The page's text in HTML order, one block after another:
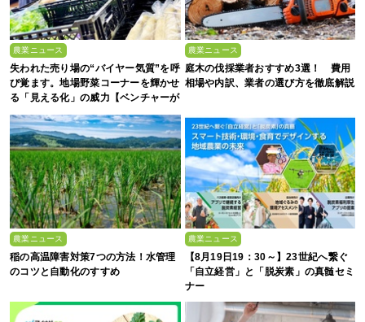
農業ニュース
失われた売り場の“バイヤー気質”を呼
び覚ます。地場野菜コーナーを輝かせ
る「見える化」の威力【ベンチャーが
拓く！日本の農の未来 #2】
農業ニュース
庭木の伐採業者おすすめ3選！ 費用
相場や内訳、業者の選び方を徹底解説
農業ニュース
稲の高温障害対策7つの方法！水管理
のコツと自動化のすすめ
農業ニュース
【8月19日19：30～】23世紀へ繋ぐ
「自立経営」と「脱炭素」の真髄セミ
ナー